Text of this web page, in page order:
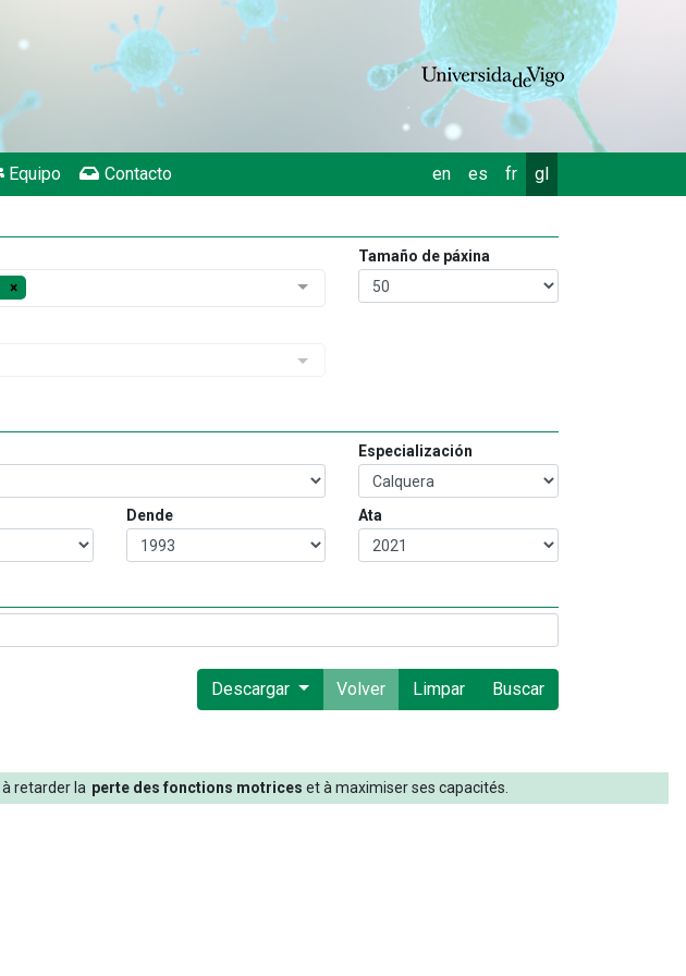
Equipo Contacto en es fr gl
Tamaño de páxina
Especialización
Dende Ata
Descargar Volver Limpar Buscar
à retarder la perte des fonctions motrices età maximiserses capacités